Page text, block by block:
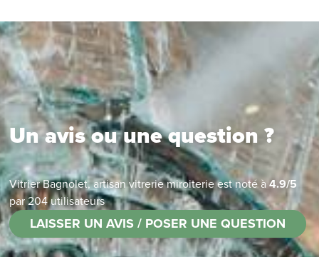
Un avis ou une question ?
Vitrier Bagnolet, artisan vitrerie miroiterieest noté à4.9/5
par204utilisateurs
LAISSER UN AVIS / POSER UNE QUESTION